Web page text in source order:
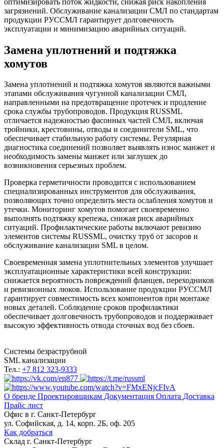
загрязнений. Обслуживание канализации СМЛ по стандартам
продукции РУССМЛ гарантирует долговечность
эксплуатации и минимизацию аварийных ситуаций.
Замена уплотнений и подтяжка
хомутов
Замена уплотнений и подтяжка хомутов являются важными
этапами обслуживания чугунной канализации СМЛ,
направленными на предотвращение протечек и продление
срока службы трубопроводов. Продукция RUSSML
отличается надежностью фасонных частей СМЛ, включая
тройники, крестовины, отводы и соединители SML, что
обеспечивает стабильную работу системы. Регулярная
диагностика соединений позволяет выявлять износ манжет и
необходимость замены манжет или заглушек до
возникновения серьезных проблем.
Проверка герметичности проводится с использованием
специализированных инструментов для обслуживания,
позволяющих точно определить места ослабления хомутов и
утечки. Мониторинг хомутов помогает своевременно
выполнять подтяжку крепежа, снижая риск аварийных
ситуаций. Профилактические работы включают ревизию
элементов системы RUSSML, очистку труб от засоров и
обслуживание канализации SML в целом.
Своевременная замена уплотнительных элементов улучшает
эксплуатационные характеристики всей конструкции:
снижается вероятность повреждений фланцев, переходников
и ревизионных люков. Использование продукции РУССМЛ
гарантирует совместимость всех компонентов при монтаже
новых деталей. Соблюдение сроков профилактики
обеспечивает долговечность трубопроводов и поддерживает
высокую эффективность отвода сточных вод без сбоев.
Системы безраструбной
SML канализации
Тел.: +7 812 323-9333
О бренде Проектировщикам Документация Оплата Доставка
Прайс лист
Офис в г. Санкт-Петербург
ул. Софийская, д. 14, корп. 2Б, оф. 205
Как добраться
Склад г. Санкт-Петербург